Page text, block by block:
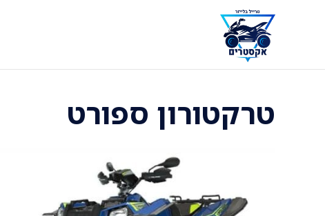
טרקטורון ספורט